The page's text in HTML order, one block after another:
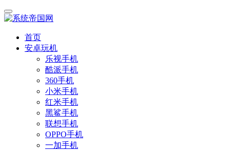
首页
安卓玩机
乐视手机
酷派手机
360手机
小米手机
红米手机
黑鲨手机
联想手机
OPPO手机
一加手机